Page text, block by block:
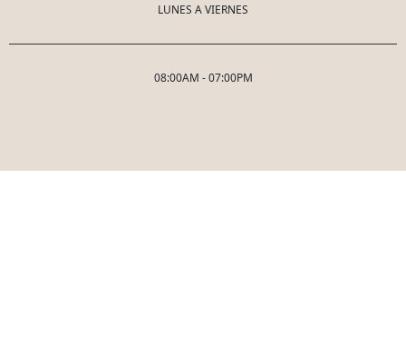
LUNES A VIERNES
08:00AM - 07:00PM